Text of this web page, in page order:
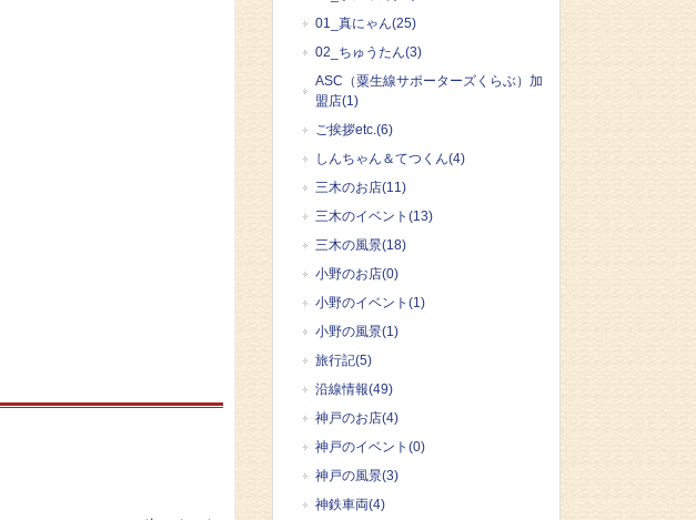
01_真にゃん(25)
02_ちゅうたん(3)
ASC（粟生線サポーターズくらぶ）加
盟店(1)
ご挨拶etc.(6)
しんちゃん＆てつくん(4)
三木のお店(11)
三木のイベント(13)
三木の風景(18)
小野のお店(0)
小野のイベント(1)
小野の風景(1)
旅行記(5)
沿線情報(49)
神戸のお店(4)
神戸のイベント(0)
神戸の風景(3)
神鉄車両(4)